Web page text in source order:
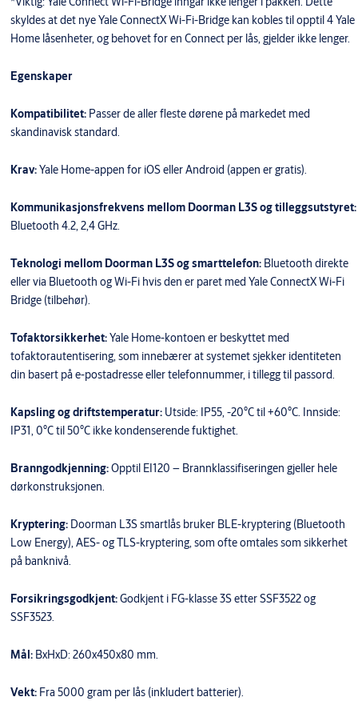
skyldes at det nye Yale ConnectX Wi-Fi-Bridge kan kobles til opptil 4 Yale
Home låsenheter, og behovet for en Connect per lås, gjelder ikke lenger.
Egenskaper
Kompatibilitet:Passer de aller fleste dørene på markedet med
skandinavisk standard.
Krav:Yale Home-appen for iOS eller Android (appen er gratis).
Kommunikasjonsfrekvens mellom Doorman L3S og tilleggsutstyret:
Bluetooth 4.2, 2,4 GHz.
Teknologi mellom Doorman L3S og smarttelefon:Bluetooth direkte
eller via Bluetooth og Wi-Fi hvis den er paret med Yale ConnectX Wi-Fi
Bridge (tilbehør).
Tofaktorsikkerhet:Yale Home-kontoen er beskyttet med
tofaktorautentisering, som innebærer at systemet sjekker identiteten
din basert på e-postadresse eller telefonnummer, i tillegg til passord.
Kapsling og driftstemperatur: Utside: IP55, -20°C til +60°C. Innside:
IP31, 0°C til 50°C ikke kondenserende fuktighet.
Branngodkjenning:Opptil EI120 – Brannklassifiseringen gjeller hele
dørkonstruksjonen.
Kryptering:Doorman L3S smartlås bruker BLE-kryptering (Bluetooth
Low Energy), AES- og TLS-kryptering, som ofte omtales som sikkerhet
på banknivå.
Forsikringsgodkjent:Godkjent i FG-klasse 3S etter SSF3522 og
SSF3523.
Mål:BxHxD: 260x450x80 mm.
Vekt:Fra 5000 gram per lås (inkludert batterier).